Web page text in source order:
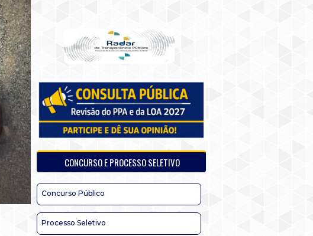
CONCURSO E PROCESSO SELETIVO
Concurso Público
Processo Seletivo